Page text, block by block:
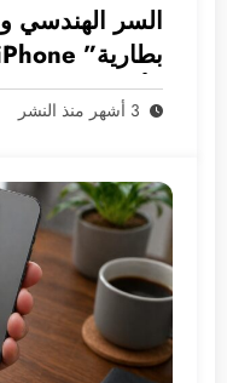
السر الهندسي
الأسواق العربية
3 أشهر منذ النشر